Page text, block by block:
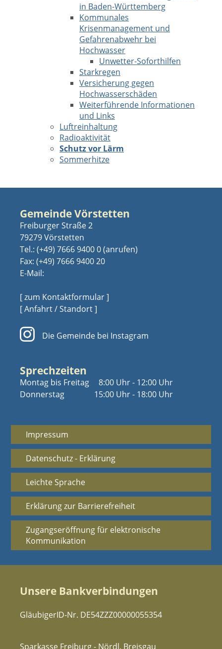
in Baden-Württemberg
Kommunales
Krisenmanagement und
Gefahrenabwehr bei
Hochwasser
Unwetter-Soforthilfen
Starkregen
Versicherung gegen
Hochwasserschäden
Weiterführende Informationen
und Links
Luftreinhaltung
Radioaktivität
Schutz vor Lärm
Sommerhitze
Gemeinde Vörstetten
Freiburger Straße 2
79279 Vörstetten
Tel.: (+49) 7666 9400 0
Fax: (+49) 7666 9400 20
E-Mail:
[ zum Kontaktformular ]
[ Anfahrt / Standort ]
Die Gemeinde bei Instagram
Sprechzeiten
Montag bis Freitag
Donnerstag
8:00 Uhr - 12:00 Uhr
15:00 Uhr - 18:00 Uhr
Impressum
Datenschutz - Erklärung
Leichte Sprache
Erklärung zur Barrierefreiheit
Zugangseröffnung für elektronische
Kommunikation
Unsere Bankverbindungen
GläubigerID-Nr. DE54ZZZ00000055354
Sparkasse Freiburg - Nördl. Breisgau